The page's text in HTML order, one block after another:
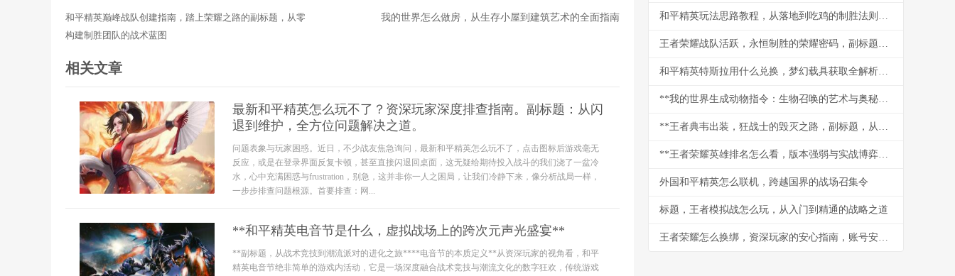
和平精英巅峰战队创建指南，踏上荣耀之路的副标题，从零
构建制胜团队的战术蓝图
我的世界怎么做房，从生存小屋到建筑艺术的全面指南
相关文章
最新和平精英怎么玩不了？资深玩家深度排查指南。副标题：从闪
退到维护，全方位问题解决之道。
问题表象与玩家困惑。近日，不少战友焦急询问，最新和平精英怎么玩不了，点击图标后游戏毫无
反应，或是在登录界面反复卡顿，甚至直接闪退回桌面，这无疑给期待投入战斗的我们浇了一盆冷
水，心中充满困惑与frustration，别急，这并非你一人之困局，让我们冷静下来，像分析战局一样，
一步步排查问题根源。首要排查：网...
**和平精英电音节是什么，虚拟战场上的跨次元声光盛宴**
**副标题，从战术竞技到潮流派对的进化之旅****电音节的本质定义**从资深玩家的视角看，和平
精英电音节绝非简单的游戏内活动，它是一场深度融合战术竞技与潮流文化的数字狂欢，传统游戏
和平精英玩法思路教程，从落地到吃鸡的制胜法则，副标题，资深玩家的实战进阶指南
王者荣耀战队活跃，永恒制胜的荣耀密码，副标题，凝聚热血竞技场的不灭火种
和平精英特斯拉用什么兑换，梦幻载具获取全解析副标题
**我的世界生成动物指令：生物召唤的艺术与奥秘，副标题：指尖创世的无限可能**
**王者典韦出装，狂战士的毁灭之路，副标题，从湮灭到重生的装备哲学**
**王者荣耀英雄排名怎么看，版本强弱与实战博弈指南**
外国和平精英怎么联机，跨越国界的战场召集令
标题，王者模拟战怎么玩，从入门到精通的战略之道
王者荣耀怎么换绑，资深玩家的安心指南，账号安全重于泰山